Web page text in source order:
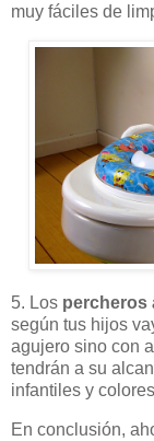
muy fáciles de
5. Los percheros
según tus hijos
agujero sino con
tendrán a su
infantiles y
En conclusión,